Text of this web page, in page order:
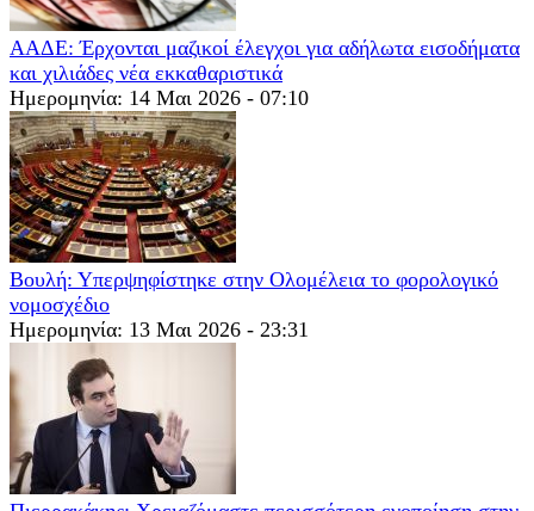
ΑΑΔΕ: Έρχονται μαζικοί έλεγχοι για αδήλωτα εισοδήματα
και χιλιάδες νέα εκκαθαριστικά
Ημερομηνία: 14 Μαι 2026 - 07:10
Βουλή: Υπερψηφίστηκε στην Ολομέλεια το φορολογικό
νoμοσχέδιο
Ημερομηνία: 13 Μαι 2026 - 23:31